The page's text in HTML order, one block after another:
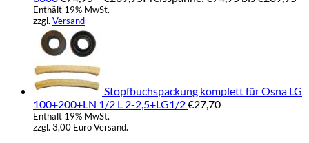
Enthält 19% MwSt.
zzgl. Versand
Stopfbuchspackung komplett für Osna LG
100+200+LN 1/2 L 2-2,5+LG1/2€27,70
Enthält 19% MwSt.
zzgl. 3,00 Euro Versand.